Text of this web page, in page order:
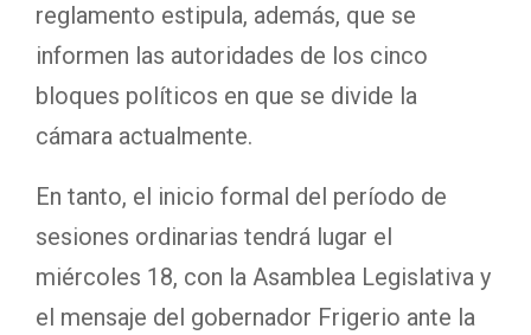
reglamento estipula, además, que se
informen las autoridades de los cinco
bloques políticos en que se divide la
cámara actualmente.
En tanto, el inicio formal del período de
sesiones ordinarias tendrá lugar el
miércoles 18, con la Asamblea Legislativa y
el mensaje del gobernador Frigerio ante la